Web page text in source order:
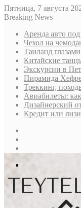
Пятница, 7 августа
Breaking News
Аренда авто
Чехол на
Таиланд
Китайские
Экскурсии в
Пирамида
Треккинг,
Авиабилеты:
Дизайнерский
Кредит или